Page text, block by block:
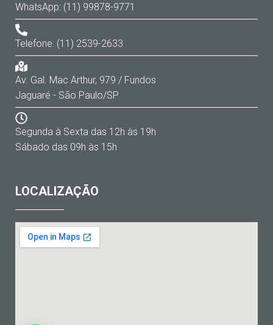
WhatsApp: (11) 99878-9771
Telefone: (11) 2539-2633
Av. Gal. Mac Arthur, 979 / Fundos
Jaguaré - São Paulo/SP
Segunda à Sexta das 12h às 19h
Sábado das 09h às 15h
LOCALIZAÇÃO